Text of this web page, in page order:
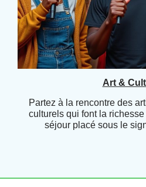
Art &
Partez à la rencontre des
culturels qui font la
séjour placé sous le